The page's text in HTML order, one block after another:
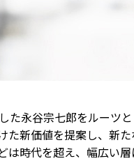
永谷宗七郎をルーツ
新価値を提案し、新
時代を超え、幅広い層